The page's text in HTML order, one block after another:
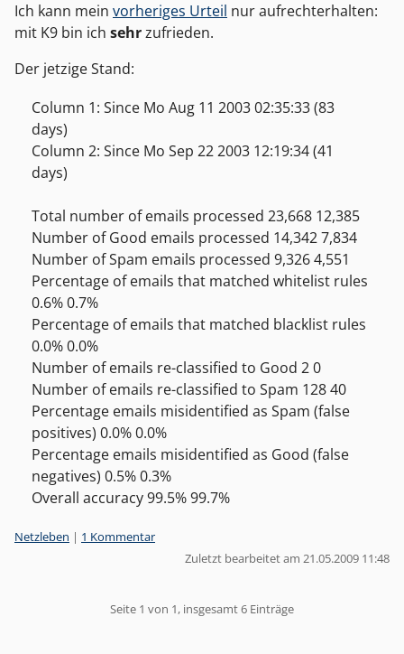
Ich kann mein vorheriges Urteil nur aufrechterhalten:
mit K9 bin ich sehrzufrieden.
Der jetzige Stand:
Column 1: Since Mo Aug 11 2003 02:35:33 (83
days)
Column 2: Since Mo Sep 22 2003 12:19:34 (41
days)
Total number of emails processed 23,668 12,385
Number of Good emails processed 14,342 7,834
Number of Spam emails processed 9,326 4,551
Percentage of emails that matched whitelist rules
0.6% 0.7%
Percentage of emails that matched blacklist rules
0.0% 0.0%
Number of emails re-classified to Good 2 0
Number of emails re-classified to Spam 128 40
Percentage emails misidentified as Spam (false
positives) 0.0% 0.0%
Percentage emails misidentified as Good (false
negatives) 0.5% 0.3%
Overall accuracy 99.5% 99.7%
Kategorien:
Netzleben | 1 Kommentar
Zuletzt bearbeitet am 21.05.2009 11:48
Seite 1 von 1, insgesamt 6 Einträge